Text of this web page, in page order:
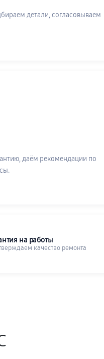
детали, согласовываем
даём рекомендации по
на работы
качество ремонта